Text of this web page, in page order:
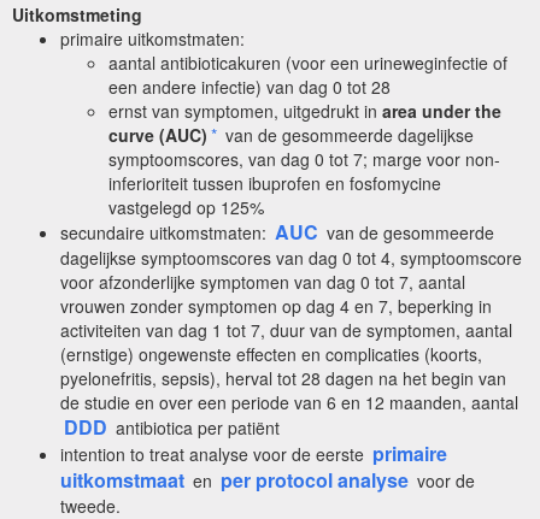
Uitkomstmeting
primaire uitkomstmaten:
aantal antibioticakuren (voor een urineweginfectie of
een andere infectie) van dag 0 tot 28
ernst van symptomen, uitgedrukt in area under the
curve (AUC) * van de gesommeerde dagelijkse
symptoomscores, van dag 0 tot 7; marge voor non-
inferioriteit tussen ibuprofen en fosfomycine
vastgelegd op 125%
secundaire uitkomstmaten: AUC van de gesommeerde
dagelijkse symptoomscores van dag 0 tot 4, symptoomscore
voor afzonderlijke symptomen van dag 0 tot 7, aantal
vrouwen zonder symptomen op dag 4 en 7, beperking in
activiteiten van dag 1 tot 7, duur van de symptomen, aantal
(ernstige) ongewenste effecten en complicaties (koorts,
pyelonefritis, sepsis), herval tot 28 dagen na het begin van
de studie en over een periode van 6 en 12 maanden, aantal
DDD antibiotica per patiënt
intention to treat analyse voor de eerste primaire
uitkomstmaat en per protocol analyse voor de
tweede.